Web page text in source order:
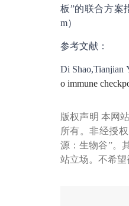
板”的联合方案
m）
参考文献：
Di Shao,Tianjian
o immune
版权声明 本网
所有。非经授
源：生物谷”。
站立场。不希望